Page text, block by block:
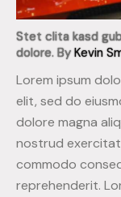
Stet clita kasd
dolore. ByKevin
Lorem ipsum
elit, sed do
dolore magna
nostrud
commodo
reprehenderit.